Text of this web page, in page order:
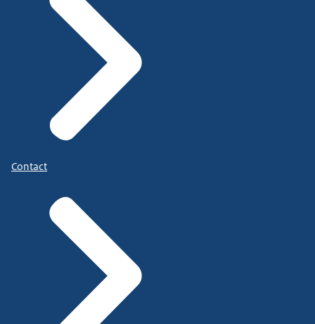
Contact